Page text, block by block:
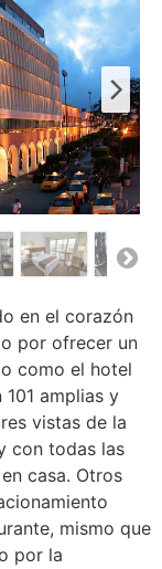
en el corazón
por ofrecer un
como el hotel
amplias y
vistas de la
con todas las
casa. Otros
mismo que
por la